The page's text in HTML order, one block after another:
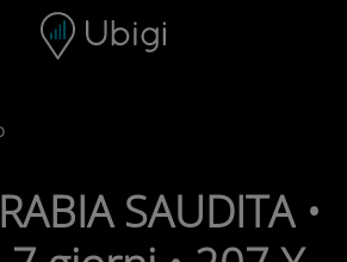
di navigazione
SAUDITA •